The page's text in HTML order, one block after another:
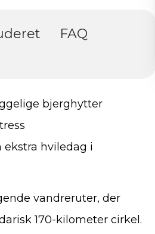
FAQ
bjerghytter
ekstra hviledag i
vandreruter, der
170-kilometer cirkel.